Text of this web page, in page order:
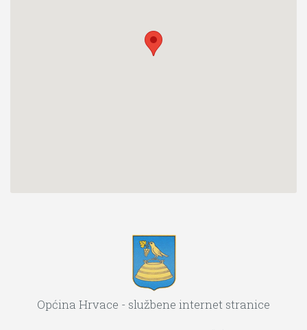
Općina Hrvace - službene internet stranice